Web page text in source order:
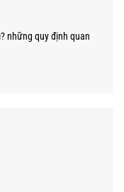
những quy định quan